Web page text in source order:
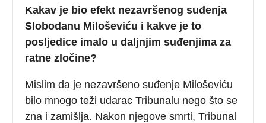
Kakav je bio efekt nezavršenog suđenja
Slobodanu Miloševiću i kakve je to
posljedice imalo u daljnjim suđenjima za
ratne zločine?
Mislim da je nezavršeno suđenje Miloševiću
bilo mnogo teži udarac Tribunalu nego što se
zna i zamišlja. Nakon njegove smrti, Tribunal